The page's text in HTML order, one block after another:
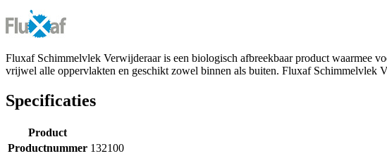
Fluxaf Schimmelvlek Verwijderaar is een biologisch afbreekbaar product waarmee
vrijwel alle oppervlakten en geschikt zowel binnen als buiten. Fluxaf Schimmelvlek
Specificaties
Product
Productnummer 132100